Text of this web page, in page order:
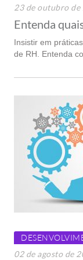
23 de outubro de
Entenda
Insistir em
de RH. Entenda
02 de agosto de